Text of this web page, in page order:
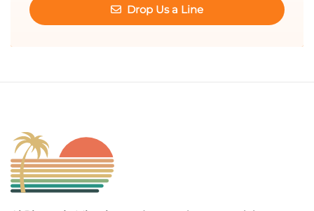
Drop Us a Line